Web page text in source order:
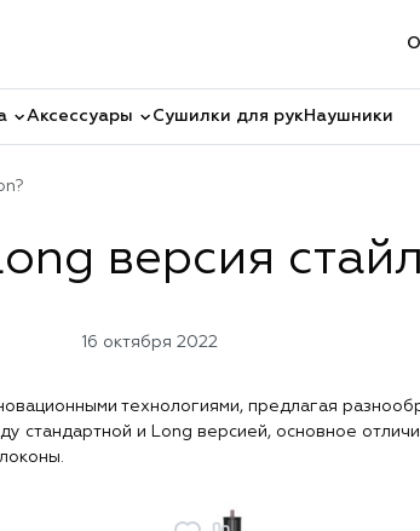
Аксессуары Сушилки для рукНаушники
версия
16 октября 2022
технологиями, предлагая
стандартной и Long версией, основное